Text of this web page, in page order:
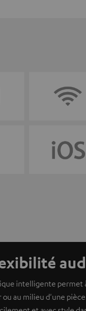
intelligente permet
au milieu d'une